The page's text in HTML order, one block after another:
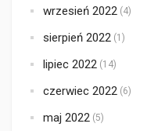
wrzesień 2022 (4)
sierpień 2022 (1)
lipiec 2022 (14)
czerwiec 2022 (6)
maj 2022 (5)